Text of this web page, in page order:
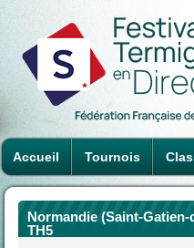
Accueil Tournois
Normandie (Saint-
TH5